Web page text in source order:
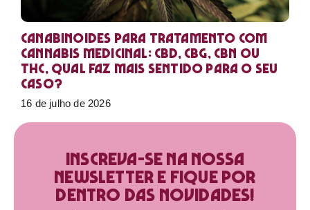
Canabinoides para tratamento com
cannabis medicinal: CBD, CBG, CBN ou
THC, qual faz mais sentido para o seu
caso?
16 de julho de 2026
Inscreva-se na nossa
newsletter e fique por
dentro das novidades!​